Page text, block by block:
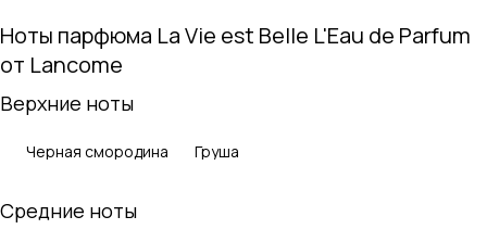
Ноты парфюма La Vie est Belle L'Eau de Parfum
от Lancome
Верхние ноты
Черная смородина Груша
Средние ноты